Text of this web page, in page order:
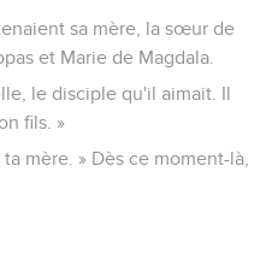
sa mère, la sœur de
et Marie de Magdala.
le disciple qu'il aimait. Il
fils. »
mère. » Dès ce moment-là,